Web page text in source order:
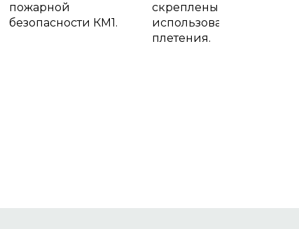
пожарной
безопасности КМ1.
скреплены без
использования
плетения.